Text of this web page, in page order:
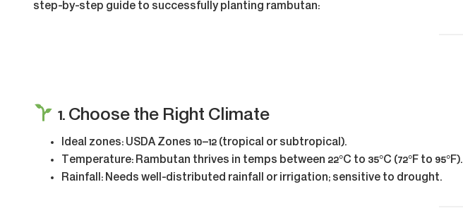
step-by-step guide to successfully planting rambutan:
1. Choose the Right Climate
Ideal zones: USDA Zones 10–12 (tropical or subtropical).
Temperature: Rambutan thrives in temps between 22°C to 35°C (72°F to 95°F).
Rainfall: Needs well-distributed rainfall or irrigation; sensitive to drought.